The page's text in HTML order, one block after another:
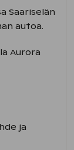
Saariselän
autoa.
Aurora
ja